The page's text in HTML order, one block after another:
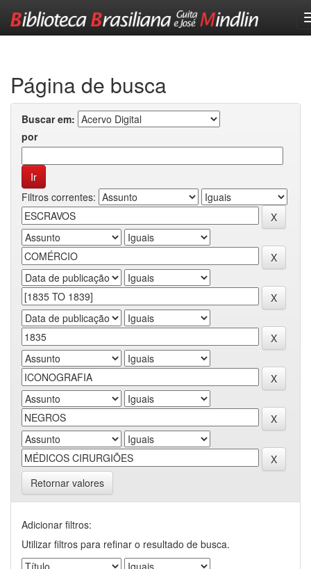
Página de busca
Buscar em:
por
Filtros correntes:
Retornar valores
Adicionar filtros:
Utilizar filtros para refinar o resultado de busca.